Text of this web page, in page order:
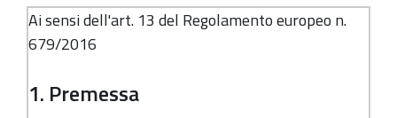
Ai sensi dell'art. 13 del Regolamento europeo n.
679/2016
1. Premessa